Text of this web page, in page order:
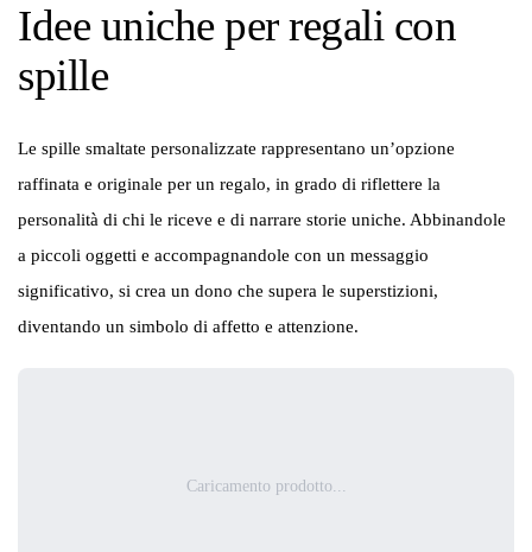
Idee uniche per regali con
spille
Le spille smaltate personalizzate rappresentano un’opzione
raffinata e originale per un regalo, in grado di riflettere la
personalità di chi le riceve e di narrare storie uniche. Abbinandole
a piccoli oggetti e accompagnandole con un messaggio
significativo, si crea un dono che supera le superstizioni,
diventando un simbolo di affetto e attenzione.
Caricamento prodotto...